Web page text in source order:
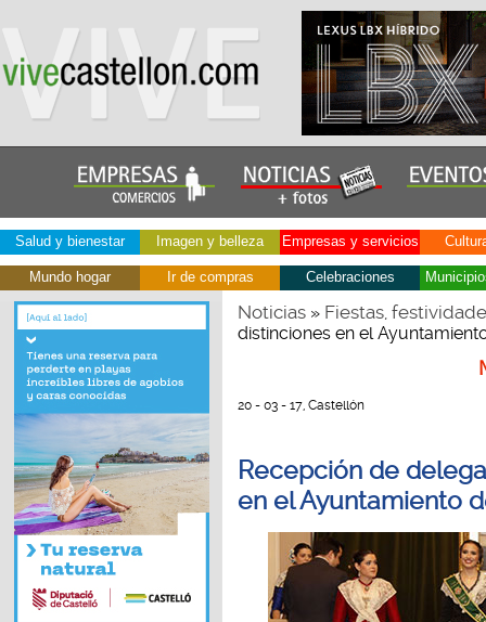
Salud y bienestar Imagen y belleza Empresas y servicios
Mundo hogar Ir de compras Celebraciones
Noticias» Fiestas,
distinciones en el
20 - 03 - 17, Castellón
Recepción de
en el Ayuntamiento